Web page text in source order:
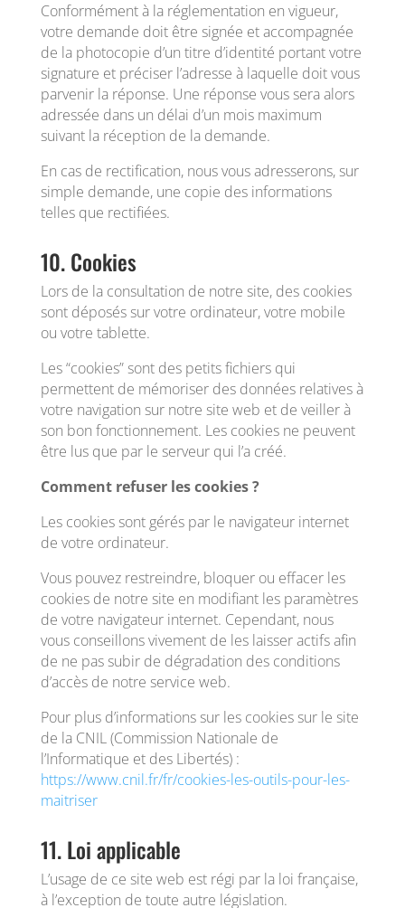
Conformément à la réglementation en vigueur,
votre demande doit être signée et accompagnée
de la photocopie d’un titre d’identité portant votre
signature et préciser l’adresse à laquelle doit vous
parvenir la réponse. Une réponse vous sera alors
adressée dans un délai d’un mois maximum
suivant la réception de la demande.
En cas de rectification, nous vous adresserons, sur
simple demande, une copie des informations
telles que rectifiées.
10. Cookies
Lors de la consultation de notre site, des cookies
sont déposés sur votre ordinateur, votre mobile
ou votre tablette.
Les “cookies” sont des petits fichiers qui
permettent de mémoriser des données relatives à
votre navigation sur notre site web et de veiller à
son bon fonctionnement. Les cookies ne peuvent
être lus que par le serveur qui l’a créé.
Comment refuser les cookies ?
Les cookies sont gérés par le navigateur internet
de votre ordinateur.
Vous pouvez restreindre, bloquer ou effacer les
cookies de notre site en modifiant les paramètres
de votre navigateur internet. Cependant, nous
vous conseillons vivement de les laisser actifs afin
de ne pas subir de dégradation des conditions
d’accès de notre service web.
Pour plus d’informations sur les cookies sur le site
de la CNIL (Commission Nationale de
l’Informatique et des Libertés) :
https://www.cnil.fr/fr/cookies-les-outils-pour-les-
maitriser
11. Loi applicable
L’usage de ce site web est régi par la loi française,
à l’exception de toute autre législation.